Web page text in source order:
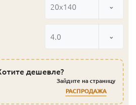
20x140
4.0
дешевле?
Зайдите на страницу
РАСПРОДАЖА